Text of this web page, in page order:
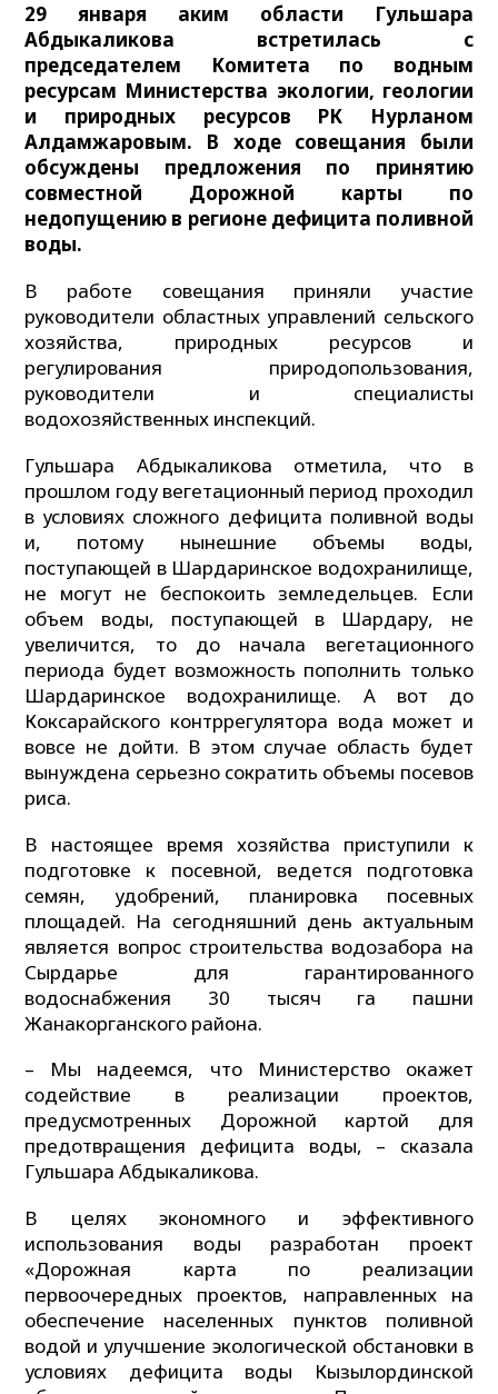
29 января аким области Гульшара
Абдыкаликова встретилась с
председателем Комитета по водным
ресурсам Министерства экологии, геологии
и природных ресурсов РК Нурланом
Алдамжаровым. В ходе совещания были
обсуждены предложения по принятию
совместной Дорожной карты по
недопущению в регионе дефицита поливной
воды.
В работе совещания приняли участие
руководители областных управлений сельского
хозяйства, природных ресурсов и
регулирования природопользования,
руководители и специалисты
водохозяйственных инспекций.
Гульшара Абдыкаликова отметила, что в
прошлом году вегетационный период проходил
в условиях сложного дефицита поливной воды
и, потому нынешние объемы воды,
поступающей в Шардаринское водохранилище,
не могут не беспокоить земледельцев. Если
объем воды, поступающей в Шардару, не
увеличится, то до начала вегетационного
периода будет возможность пополнить только
Шардаринское водохранилище. А вот до
Коксарайского контррегулятора вода может и
вовсе не дойти. В этом случае область будет
вынуждена серьезно сократить объемы посевов
риса.
В настоящее время хозяйства приступили к
подготовке к посевной, ведется подготовка
семян, удобрений, планировка посевных
площадей. На сегодняшний день актуальным
является вопрос строительства водозабора на
Сырдарье для гарантированного
водоснабжения 30 тысяч га пашни
Жанакорганского района.
– Мы надеемся, что Министерство окажет
содействие в реализации проектов,
предусмотренных Дорожной картой для
предотвращения дефицита воды, – сказала
Гульшара Абдыкаликова.
В целях экономного и эффективного
использования воды разработан проект
«Дорожная карта по реализации
первоочередных проектов, направленных на
обеспечение населенных пунктов поливной
водой и улучшение экологической обстановки в
условиях дефицита воды Кызылординской